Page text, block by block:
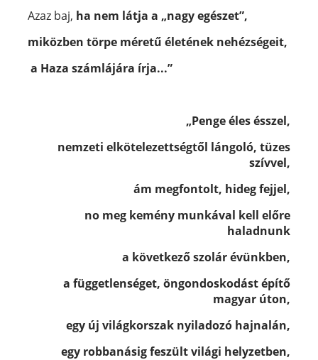
Azaz baj, ha nem látja a „nagy egészet”,
miközben törpe méretű életének nehézségeit,
a Haza számlájára írja...”
„Penge éles ésszel,
nemzeti elkötelezettségtől lángoló, tüzes
szívvel,
ám megfontolt, hideg fejjel,
no meg kemény munkával kell előre
haladnunk
a következő szolár évünkben,
a függetlenséget, öngondoskodást építő
magyar úton,
egy új világkorszak nyiladozó hajnalán,
egy robbanásig feszült világi helyzetben,